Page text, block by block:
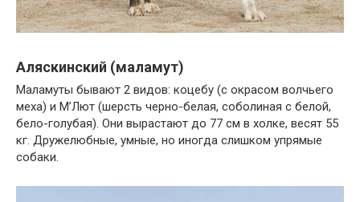
Аляскинский (маламут)
Маламуты бывают 2 видов: коцебу (с окрасом волчьего
меха) и М’Лют (шерсть черно-белая, соболиная с белой,
бело-голубая). Они вырастают до 77 см в холке, весят 55
кг. Дружелюбные, умные, но иногда слишком упрямые
собаки.